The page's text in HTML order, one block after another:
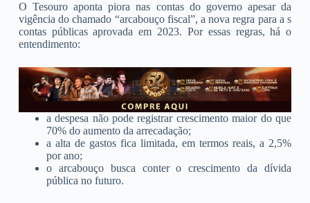
O Tesouro aponta piora nas contas do governo apesar da
vigência do chamado “arcabouço fiscal”, a nova regra para a s
contas públicas aprovada em 2023. Por essas regras, há o
entendimento:
a despesa não pode registrar crescimento maior do que
70% do aumento da arrecadação;
a alta de gastos fica limitada, em termos reais, a 2,5%
por ano;
o arcabouço busca conter o crescimento da dívida
pública no futuro.